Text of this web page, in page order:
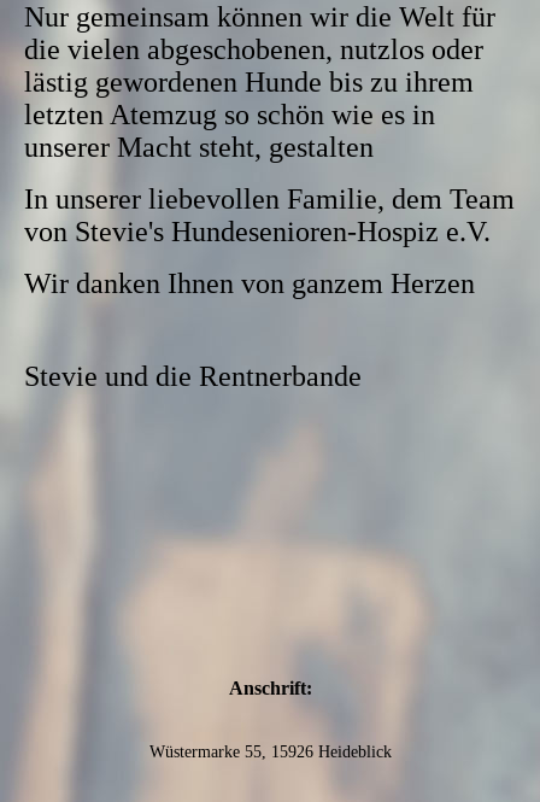
Nur gemeinsam können wir die Welt für
die vielen abgeschobenen, nutzlos oder
lästig gewordenen Hunde bis zu ihrem
letzten Atemzug so schön wie es in
unserer Macht steht, gestalten
In unserer liebevollen Familie, dem Team
von Stevie's Hundesenioren-Hospiz e.V.
Wir danken Ihnen von ganzem Herzen
Stevie und die Rentnerbande
Anschrift:
Wüstermarke 55, 15926 Heideblick